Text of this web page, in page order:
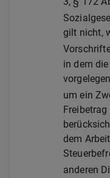
gilt nicht,
in dem
um ein
dem
anderen